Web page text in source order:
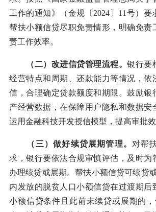
工作的通知》（金规〔2024〕11号）要
帮扶小额信贷尽职免责情形，明确免责
责工作效率。
（二）改进信贷管理流程。 银行要
经营特点和周期、还款能力等情况，依
信，合理确定贷款额度和期限。鼓励银
产经营数据，在保障用户隐私和数据安
运用金融科技开发授信模型，提高审批效
（三）做好续贷展期管理。 对帮
求，银行要依法合规审慎评估，及时为
办理续贷或展期。帮扶小额信贷可续贷
内发放的脱贫人口小额信贷在过渡期后
小额信贷条件且此前未续贷或展期的